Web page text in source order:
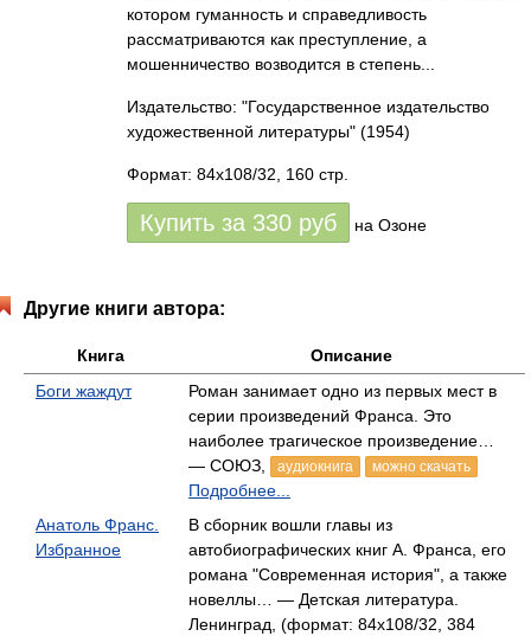
котором гуманность и справедливость
рассматриваются как преступление, а
мошенничество возводится в степень...
Издательство: "Государственное издательство
художественной литературы" (1954)
Формат: 84x108/32, 160 стр.
Купить за 330 руб на Озоне
Другие книги автора:
Книга
Описание
Боги жаждут
Роман занимает одно из первых мест в
серии произведений Франса. Это
наиболее трагическое произведение…
— СОЮЗ,
аудиокнига можно скачать
Подробнее...
Анатоль Франс.
Избранное
В сборник вошли главы из
автобиографических книг А. Франса, его
романа "Современная история", а также
новеллы… — Детская литература.
Ленинград, (формат: 84x108/32, 384